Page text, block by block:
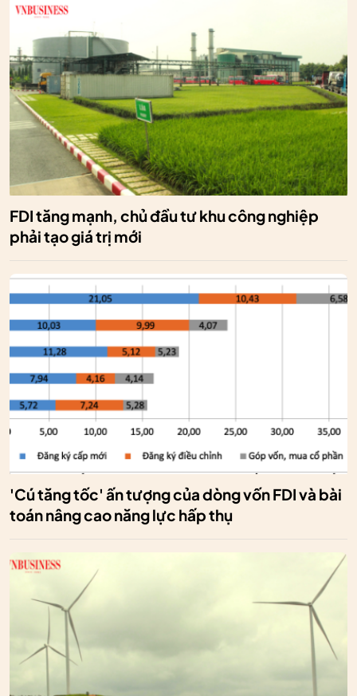
FDI tăng mạnh, chủ đầu tư khu công nghiệp
phải tạo giá trị mới
'Cú tăng tốc' ấn tượng của dòng vốn FDI và bài
toán nâng cao năng lực hấp thụ